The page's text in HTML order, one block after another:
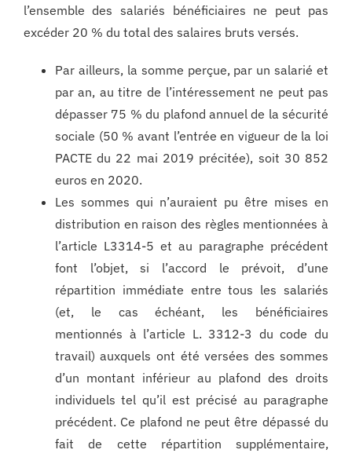
l’ensemble des salariés bénéficiaires ne peut pas
excéder 20 % du total des salaires bruts versés.
Par ailleurs, la somme perçue, par un salarié et
par an, au titre de l’intéressement ne peut pas
dépasser 75 % du plafond annuel de la sécurité
sociale (50 % avant l’entrée en vigueur de la loi
PACTE du 22 mai 2019 précitée), soit 30 852
euros en 2020.
Les sommes qui n’auraient pu être mises en
distribution en raison des règles mentionnées à
l’article L3314-5 et au paragraphe précédent
font l’objet, si l’accord le prévoit, d’une
répartition immédiate entre tous les salariés
(et, le cas échéant, les bénéficiaires
mentionnés à l’article L. 3312-3 du code du
travail) auxquels ont été versées des sommes
d’un montant inférieur au plafond des droits
individuels tel qu’il est précisé au paragraphe
précédent. Ce plafond ne peut être dépassé du
fait de cette répartition supplémentaire,